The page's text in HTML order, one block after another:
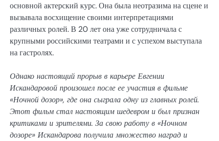
основной актерский курс. Она была неотразима на сцене и
вызывала восхищение своими интерпретациями
различных ролей. В 20 лет она уже сотрудничала с
крупными российскими театрами и с успехом выступала
на гастролях.
Однако настоящий прорыв в карьере Евгении
Искандаровой произошел после ее участия в фильме
«Ночной дозор», где она сыграла одну из главных ролей.
Этот фильм стал настоящим шедевром и был признан
критиками и зрителями. За свою работу в «Ночном
дозоре» Искандарова получила множество наград и